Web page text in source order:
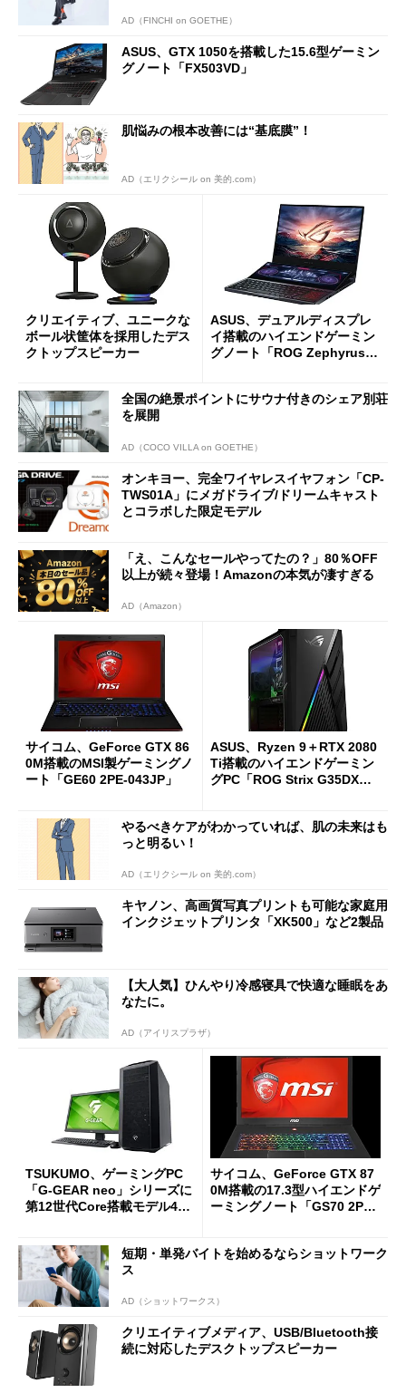
AD（FINCHI on GOETHE）
ASUS、GTX 1050を搭載した15.6型ゲーミン
グノート「FX503VD」
肌悩みの根本改善には“基底膜”！
AD（エリクシール on 美的.com）
クリエイティブ、ユニークな
ボール状筐体を採用したデス
クトップスピーカー
ASUS、デュアルディスプレ
イ搭載のハイエンドゲーミン
グノート「ROG Zephyrus D
全国の絶景ポイントにサウナ付きのシェア別荘
を展開
AD（COCO VILLA on GOETHE）
オンキヨー、完全ワイヤレスイヤフォン「CP-
TWS01A」にメガドライブ/ドリームキャスト
とコラボした限定モデル
「え、こんなセールやってたの？」80％OFF
以上が続々登場！Amazonの本気が凄すぎる
AD（Amazon）
サイコム、GeForce GTX 86
0M搭載のMSI製ゲーミングノ
ート「GE60 2PE-043JP」
ASUS、Ryzen 9＋RTX 2080
Ti搭載のハイエンドゲーミン
グPC「ROG Strix G35DX」
やるべきケアがわかっていれば、肌の未来はも
っと明るい！
AD（エリクシール on 美的.com）
キヤノン、高画質写真プリントも可能な家庭用
インクジェットプリンタ「XK500」など2製品
【大人気】ひんやり冷感寝具で快適な睡眠をあ
なたに。
AD（アイリスプラザ）
TSUKUMO、ゲーミングPC
「G-GEAR neo」シリーズに
第12世代Core搭載モデル4構
サイコム、GeForce GTX 87
0M搭載の17.3型ハイエンドゲ
ーミングノート「GS70 2PE-
短期・単発バイトを始めるならショットワーク
ス
AD（ショットワークス）
クリエイティブメディア、USB/Bluetooth接
続に対応したデスクトップスピーカー